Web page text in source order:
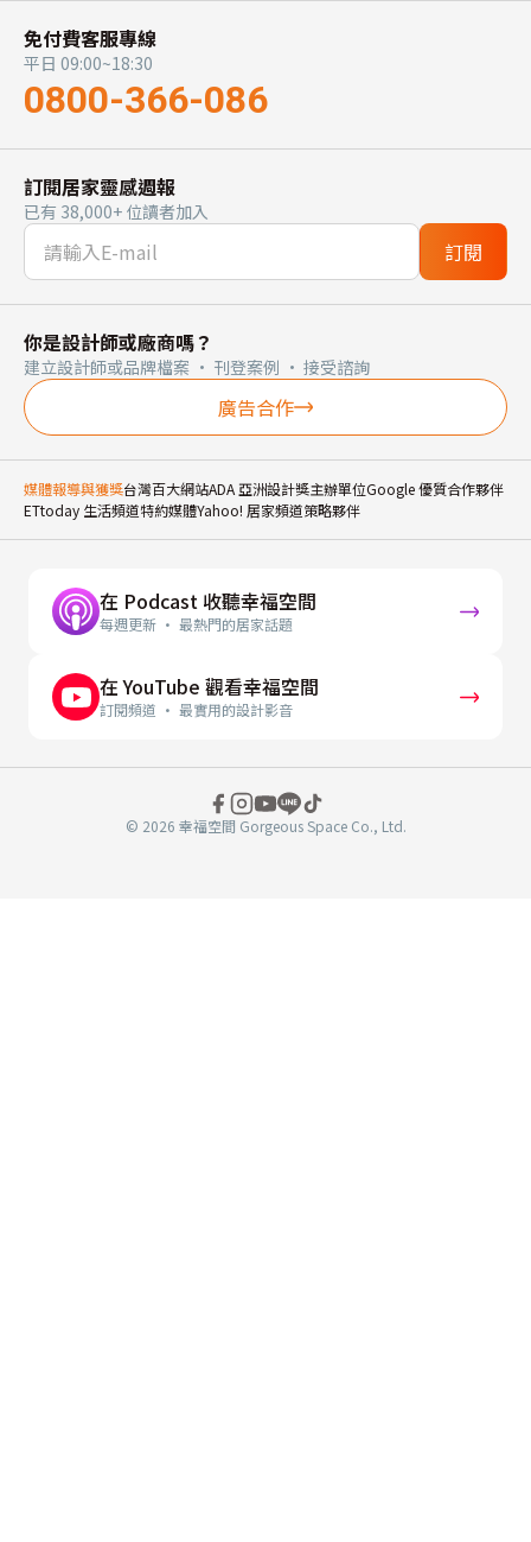
免付費客服專線
平日 09:00~18:30
0800-366-086
訂閱居家靈感週報
已有 38,000+ 位讀者加入
訂閱
你是設計師或廠商嗎？
建立設計師或品牌檔案 · 刊登案例 · 接受諮詢
廣告合作
媒體報導與獲獎台灣百大網站ADA 亞洲設計獎主辦單位Google 優質合作夥伴
ETtoday 生活頻道特約媒體Yahoo! 居家頻道策略夥伴
在 Podcast 收聽幸福空間
每週更新 · 最熱門的居家話題
在 YouTube 觀看幸福空間
訂閱頻道 · 最實用的設計影音
© 2026 幸福空間 Gorgeous Space Co., Ltd.